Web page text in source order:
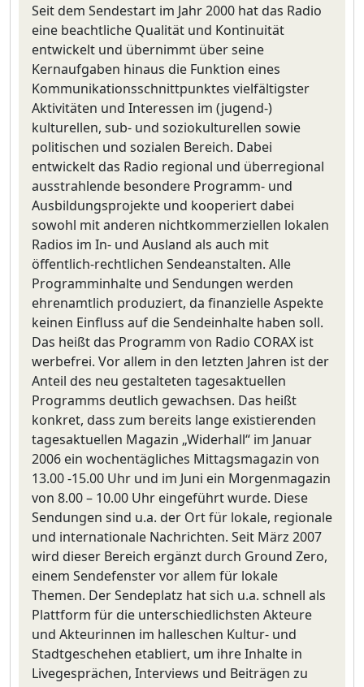
Seit dem Sendestart im Jahr 2000 hat das Radio
eine beachtliche Qualität und Kontinuität
entwickelt und übernimmt über seine
Kernaufgaben hinaus die Funktion eines
Kommunikationsschnittpunktes vielfältigster
Aktivitäten und Interessen im (jugend-)
kulturellen, sub- und soziokulturellen sowie
politischen und sozialen Bereich. Dabei
entwickelt das Radio regional und überregional
ausstrahlende besondere Programm- und
Ausbildungsprojekte und kooperiert dabei
sowohl mit anderen nichtkommerziellen lokalen
Radios im In- und Ausland als auch mit
öffentlich-rechtlichen Sendeanstalten. Alle
Programminhalte und Sendungen werden
ehrenamtlich produziert, da finanzielle Aspekte
keinen Einfluss auf die Sendeinhalte haben soll.
Das heißt das Programm von Radio CORAX ist
werbefrei. Vor allem in den letzten Jahren ist der
Anteil des neu gestalteten tagesaktuellen
Programms deutlich gewachsen. Das heißt
konkret, dass zum bereits lange existierenden
tagesaktuellen Magazin „Widerhall“ im Januar
2006 ein wochentägliches Mittagsmagazin von
13.00 -15.00 Uhr und im Juni ein Morgenmagazin
von 8.00 – 10.00 Uhr eingeführt wurde. Diese
Sendungen sind u.a. der Ort für lokale, regionale
und internationale Nachrichten. Seit März 2007
wird dieser Bereich ergänzt durch Ground Zero,
einem Sendefenster vor allem für lokale
Themen. Der Sendeplatz hat sich u.a. schnell als
Plattform für die unterschiedlichsten Akteure
und Akteurinnen im halleschen Kultur- und
Stadtgeschehen etabliert, um ihre Inhalte in
Livegesprächen, Interviews und Beiträgen zu